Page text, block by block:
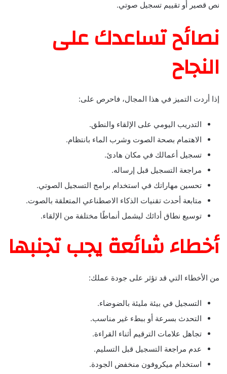
نص قصير أو تقييم تسجيل صوتي.
نصائح تساعدك على
النجاح
إذا أردت التميز في هذا المجال، فاحرص على:
التدريب اليومي على الإلقاء والنطق.
الاهتمام بصحة الصوت وشرب الماء بانتظام.
تسجيل أعمالك في مكان هادئ.
مراجعة التسجيل قبل إرساله.
تحسين مهاراتك في استخدام برامج التسجيل الصوتي.
متابعة أحدث تقنيات الذكاء الاصطناعي المتعلقة بالصوت.
توسيع نطاق أدائك ليشمل أنماطًا مختلفة من الإلقاء.
أخطاء شائعة يجب تجنبها
من الأخطاء التي قد تؤثر على جودة عملك:
التسجيل في بيئة مليئة بالضوضاء.
التحدث بسرعة أو ببطء غير مناسب.
تجاهل علامات الترقيم أثناء القراءة.
عدم مراجعة التسجيل قبل التسليم.
استخدام ميكروفون منخفض الجودة.